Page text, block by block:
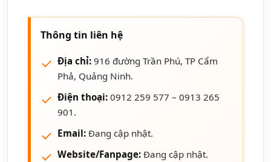
Thông tin liên hệ
Địa chỉ: 916 đường Trần Phú, TP Cẩm
Phả, Quảng Ninh.
Điện thoại: 0912 259 577 – 0913 265
901.
Email: Đang cập nhật.
Website/Fanpage: Đang cập nhật.